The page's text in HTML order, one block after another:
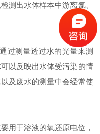
测出水体样本中游离氯、
测量透过水的光量来测
以反映出水体受污染的情
及废水的测量中会经常使
于溶液的氧还原电位，